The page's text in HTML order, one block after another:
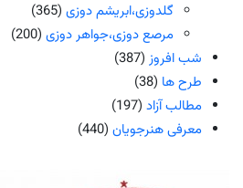
گلدوزی،ابریشم دوزی (365)
مرصع دوزی،جواهر دوزی (200)
شب افروز (387)
طرح ها (38)
مطالب آزاد (197)
معرفی هنرجویان (440)